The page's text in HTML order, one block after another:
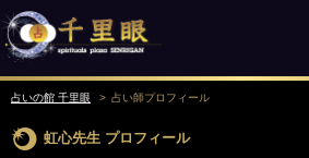
占いの館 千里眼 占い師プロフィール
虹心先生 プロフィール